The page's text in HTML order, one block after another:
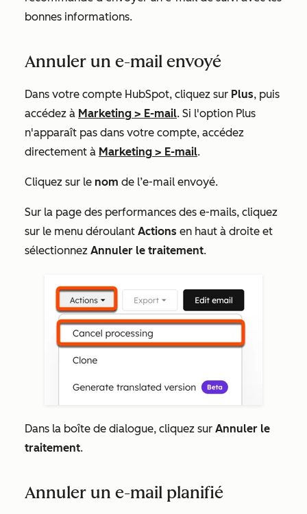
bonnes informations.
Annuler un e-mail envoyé
Dans votre compte HubSpot, cliquez sur Plus, puis
accédez à Marketing > E-mail. Si l'option Plus
n'apparaît pas dans votre compte, accédez
directement à Marketing > E-mail.
Cliquez sur le nom de l’e-mail envoyé.
Sur la page des performances des e-mails, cliquez
sur le menu déroulant Actions en haut à droite et
sélectionnez Annuler le traitement.
Dans la boîte de dialogue, cliquez sur Annuler le
traitement.
Annuler un e-mail planifié